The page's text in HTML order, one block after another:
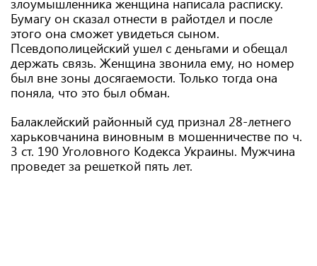
злоумышленника женщина написала расписку.
Бумагу он сказал отнести в райотдел и после
этого она сможет увидеться сыном.
Псевдополицейский ушел с деньгами и обещал
держать связь. Женщина звонила ему, но номер
был вне зоны досягаемости. Только тогда она
поняла, что это был обман.
Балаклейский районный суд признал 28-летнего
харьковчанина виновным в мошенничестве по ч.
3 ст. 190 Уголовного Кодекса Украины. Мужчина
проведет за решеткой пять лет.